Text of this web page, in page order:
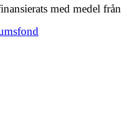
med medel från